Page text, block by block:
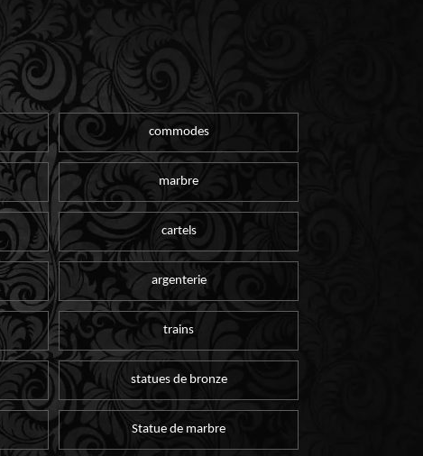
commodes
marbre
cartels
argenterie
trains
statues de bronze
Statue de marbre